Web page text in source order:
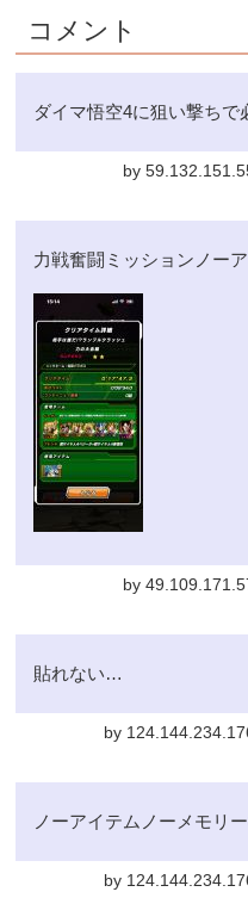
コメント
ダイマ悟空4に狙い撃ちで
by
力戦奮闘ミッションノー
by
貼れない…
by
ノーアイテムノーメモリ
by